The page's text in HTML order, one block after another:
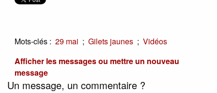
Mots-clés : 29 mai ; Gilets jaunes ; Vidéos
Afficher les messages ou mettre un nouveau
message
Un message, un commentaire ?